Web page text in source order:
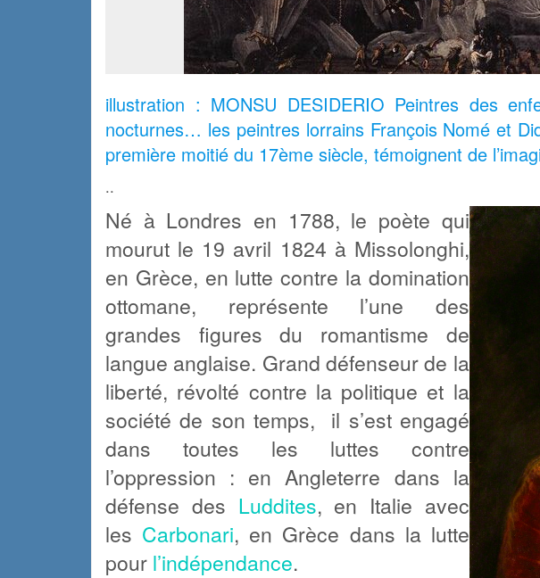
illustration : MONSU DESIDERIO Peintres des
nocturnes… les peintres lorrains François Nomé et
première moitié du 17ème siècle, témoignent de
..
Né à Londres en 1788, le poète qui
mourut le 19 avril 1824 à Missolonghi,
en Grèce, en lutte contre la domination
ottomane, représente l’une des
grandes figures du romantisme de
langue anglaise. Grand défenseur de la
liberté, révolté contre la politique et la
société de son temps, il s’est engagé
dans toutes les luttes contre
l’oppression : en Angleterre dans la
défense des Luddites, en Italie avec
les Carbonari, en Grèce dans la lutte
pour l’indépendance.